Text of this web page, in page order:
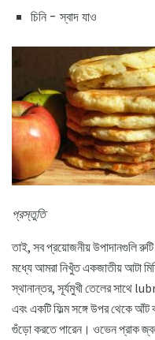
চিনি - স্বাদ যাও
প্রস্তুতি
তাই, সব প্রয়োজনীয় উপাদানগুলি রুটি
মধ্যে আমরা নিখুঁত একজাতীয় আটা
স্থানান্তর, সূর্যমুখী তেলের সাথে
এবং একটি ফিল্ম সঙ্গে উপর থেকে
গুঁড়ো করতে পারেন। ওভেন প্রাক